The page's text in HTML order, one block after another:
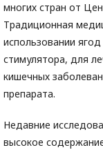
многих стран от
Традиционная
использовании
стимулятора, для
кишечных
препарата.
Недавние
высокое